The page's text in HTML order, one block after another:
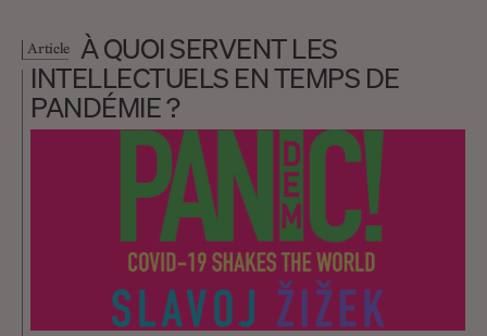
Article
À QUOI SERVENT LES
INTELLECTUELS EN TEMPS DE
PANDÉMIE ?